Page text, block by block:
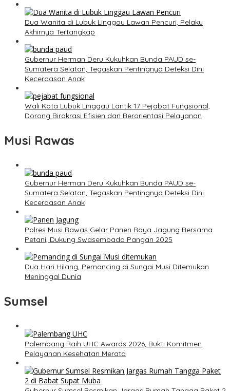
Dua Wanita di Lubuk Linggau Lawan Pencuri, Pelaku
Akhirnya Tertangkap
Gubernur Herman Deru Kukuhkan Bunda PAUD se-
Sumatera Selatan, Tegaskan Pentingnya Deteksi Dini
Kecerdasan Anak
Wali Kota Lubuk Linggau Lantik 17 Pejabat Fungsional,
Dorong Birokrasi Efisien dan Berorientasi Pelayanan
Musi Rawas
Gubernur Herman Deru Kukuhkan Bunda PAUD se-
Sumatera Selatan, Tegaskan Pentingnya Deteksi Dini
Kecerdasan Anak
Polres Musi Rawas Gelar Panen Raya Jagung Bersama
Petani, Dukung Swasembada Pangan 2025
Dua Hari Hilang, Pemancing di Sungai Musi Ditemukan
Meninggal Dunia
Sumsel
Palembang Raih UHC Awards 2026, Bukti Komitmen
Pelayanan Kesehatan Merata